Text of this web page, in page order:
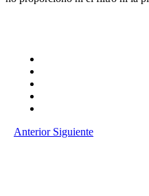
Anterior Siguiente